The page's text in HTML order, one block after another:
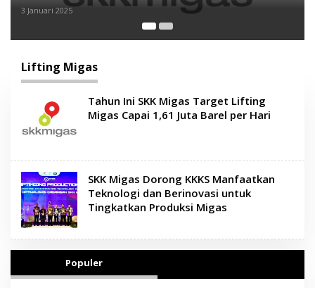
3 Januari 2025
Lifting Migas
Tahun Ini SKK Migas Target Lifting
Migas Capai 1,61 Juta Barel per Hari
SKK Migas Dorong KKKS Manfaatkan
Teknologi dan Berinovasi untuk
Tingkatkan Produksi Migas
Populer